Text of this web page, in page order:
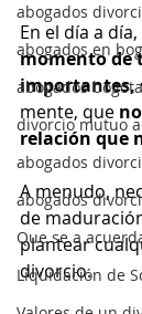
abogados
abogados en
abogados bogota
divorcio mutuo
abogados
abogados
Que se a
Liquidación de
En el día a día,
momento de
importantes,
mente, que
relación que
A menudo,
de
plantear
divorcio.